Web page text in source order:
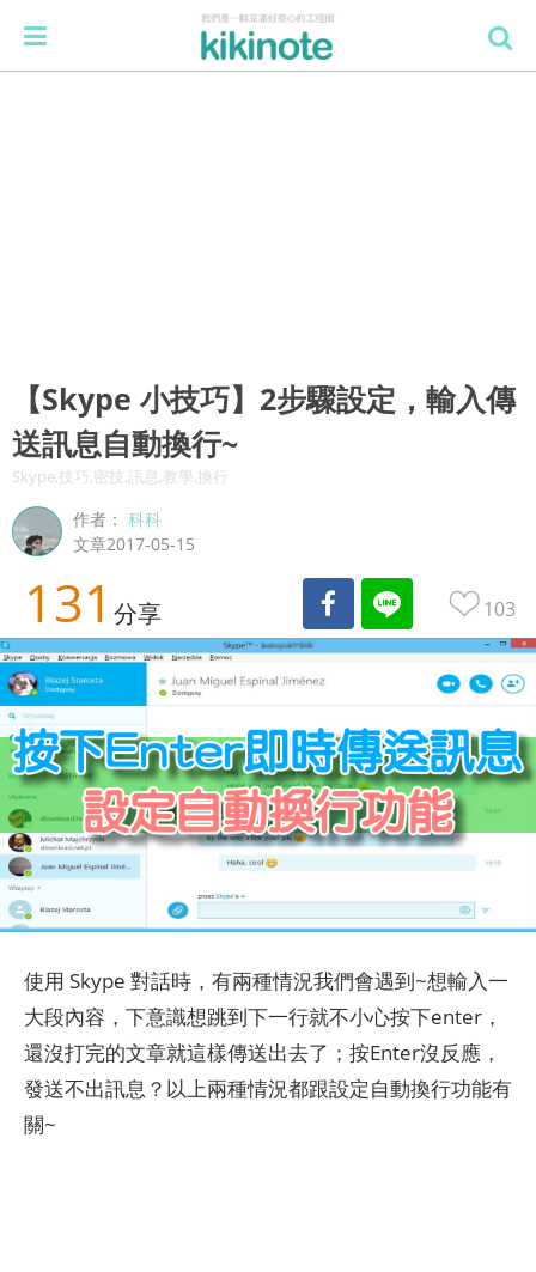
【Skype 小技巧】2步驟設定，輸入傳
送訊息自動換行~
Skype,技巧,密技,訊息,教學,換行
作者：科科
文章2017-05-15
131 分享 103
使用 Skype 對話時，有兩種情況我們會遇到~想輸入一
大段內容，下意識想跳到下一行就不小心按下enter，
還沒打完的文章就這樣傳送出去了；按Enter沒反應，
發送不出訊息？以上兩種情況都跟設定自動換行功能有
關~